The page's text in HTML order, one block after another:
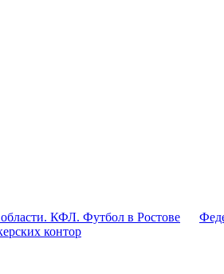
КФЛ. Футбол в Ростове
контор